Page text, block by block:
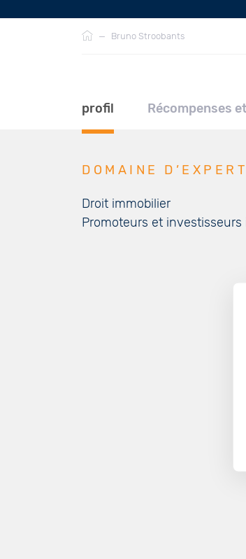
Fil
— Bruno Stroobants
profil Récompenses
DOMAINE
Droit immobilier
Promoteurs et investisseurs